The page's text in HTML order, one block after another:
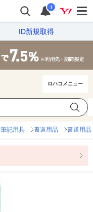
i
ID新規取得
ロハコメニュー
筆記用具 書道用品 書道用品